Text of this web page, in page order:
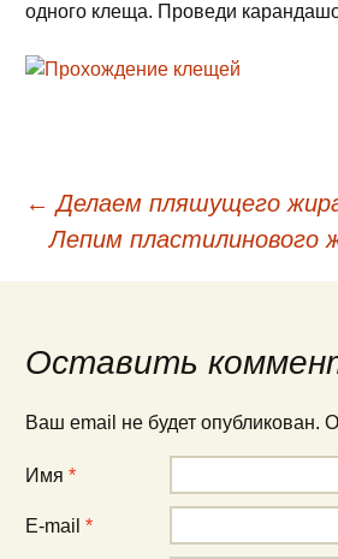
одного клеща. Проведи
по
← Делаем пляшущего
Лепим
Оставить
Ваш email не будет опубликован.
Имя *
E-mail *